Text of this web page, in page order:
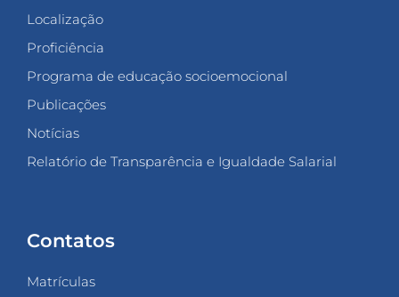
Localização
Proficiência
Programa de educação socioemocional
Publicações
Notícias
Relatório de Transparência e Igualdade Salarial
Contatos
Matrículas